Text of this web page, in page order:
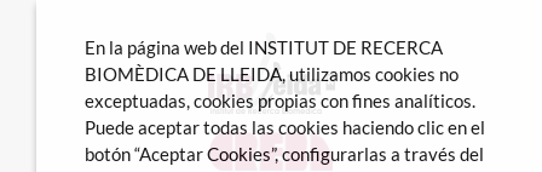
En la página web del INSTITUT DE RECERCA
BIOMÈDICA DE LLEIDA, utilizamos cookies no
exceptuadas, cookies propias con fines analíticos.
Puede aceptar todas las cookies haciendo clic en el
botón “Aceptar Cookies”, configurarlas a través del